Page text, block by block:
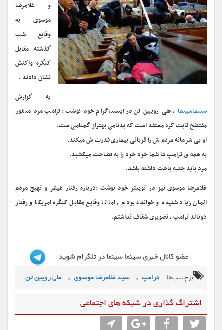
و غلامرضا
موسوی به
وقایع شب
گذشته مقابل
کنگره واکنش
نشان دادند .
به گزارش
سینماسینما ، علی رویین تن در اینستاگرام خود نوشت :ترامپ مرد منفور
مفتضح ثابت کرد معتقد است که بدنامی بهتراز گمنامی ست.
او بی شرمانه مردم ش را قربانی بیماری قدرت ش میکند.
به همه ی ترامپ ها شما خود خود را به فضاحت میکشید.
مرد باید جنبه باخت داشته باشد.
غلامرضا موسوی نیز در توییتر خود نوشت :‏درباره رفتار هیتلر و تهیج مردم
المان زیاد شنیده و خوانده بودم ، اما تا وقایع مقابل کنگره امریکا و رفتار
دونالد ترامپ ، تصویری شفاف نداشتم.
برچسب‌ها: ترامپ , سید غلامرضا موسوی , علی رویین تن
اشتراگ گذاری در شبکه های اجتماعی